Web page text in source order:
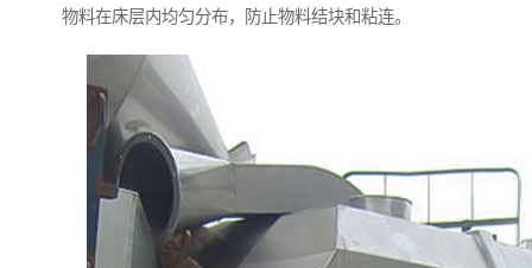
物料在床层内均匀分布，防止物料结块和粘连。